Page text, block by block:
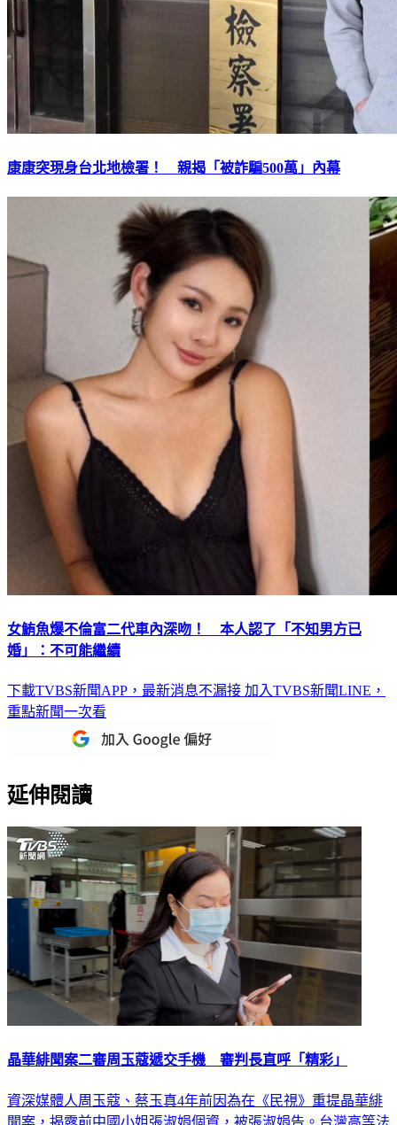
康康突現身台北地檢署！ 親揭「被詐騙500萬」內幕
女鮪魚爆不倫富二代車內深吻！ 本人認了「不知男方已
婚」：不可能繼續
下載TVBS新聞APP，最新消息不漏接 加入TVBS新聞LINE，
重點新聞一次看
延伸閱讀
晶華緋聞案二審周玉蔻遞交手機 審判長直呼「精彩」
資深媒體人周玉蔻、蔡玉真4年前因為在《民視》重提晶華緋
聞案，揭露前中國小姐張淑娟個資，被張淑娟告。台灣高等法